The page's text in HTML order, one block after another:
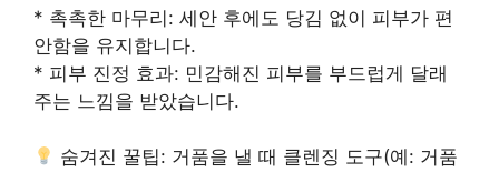
* 촉촉한 마무리: 세안 후에도 당김 없이 피부가 편
안함을 유지합니다.
* 피부 진정 효과: 민감해진 피부를 부드럽게 달래
주는 느낌을 받았습니다.
숨겨진 꿀팁: 거품을 낼 때 클렌징 도구(예: 거품